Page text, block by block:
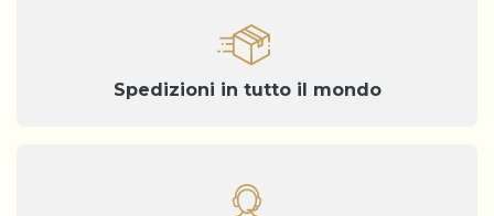
Spedizioni in tutto il mondo